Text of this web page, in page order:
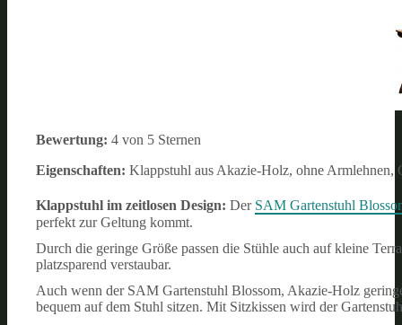
Bewertung: 4 von 5 Sternen
Eigenschaften: Klappstuhl aus Akazie-Holz, ohne
Klappstuhl im zeitlosen Design: Der SAM Gartenstuhl
perfekt zur Geltung kommt.
Durch die geringe Größe passen die Stühle auch auf kleine
platzsparend verstaubar.
Auch wenn der SAM Gartenstuhl Blossom, Akazie-Holz
bequem auf dem Stuhl sitzen. Mit Sitzkissen wird der